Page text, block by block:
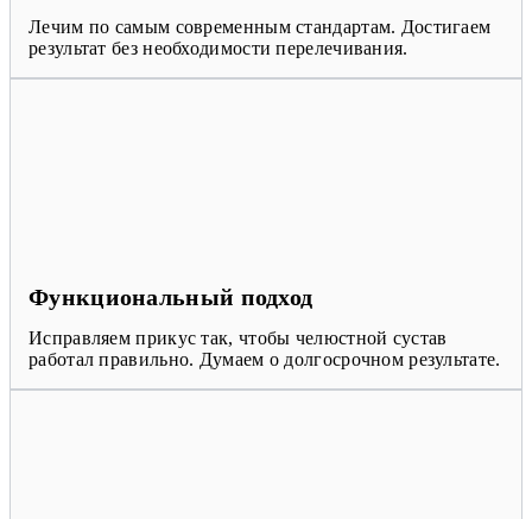
Лечим по самым современным стандартам. Достигаем
результат без необходимости перелечивания.
Функциональный подход
Исправляем прикус так, чтобы челюстной сустав
работал правильно. Думаем о долгосрочном результате.